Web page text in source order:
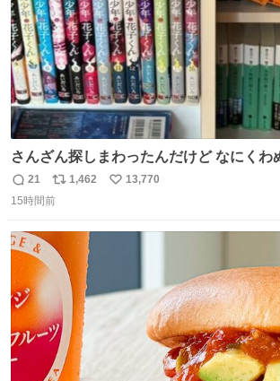
さんざん探しまわったんだけど なにくわぬ顔で横からはえ
てた
返
信
21
リ
ポ
ト
数
1,462
い
13,770
15時間前